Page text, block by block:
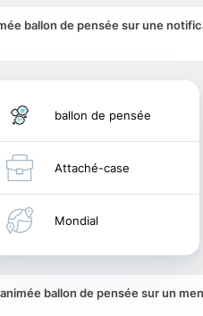
ballon de pensée sur une
ballon de pensée
Attaché-case
Mondial
ballon de pensée sur un